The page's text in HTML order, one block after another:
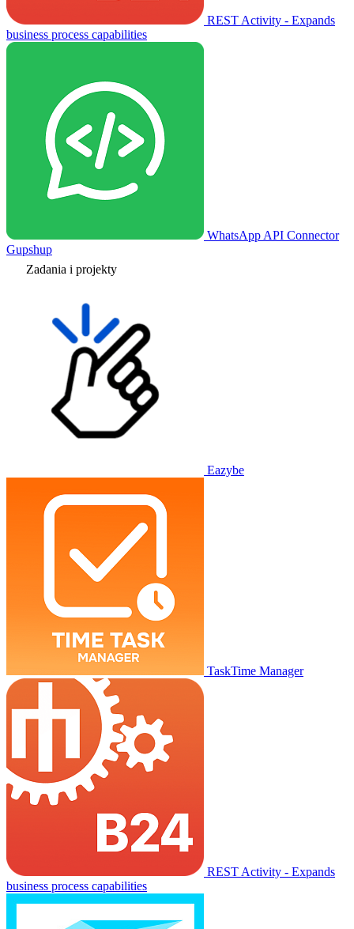
REST Activity - Expands
business process capabilities
WhatsApp API Connector
Gupshup
Zadania i projekty
Eazybe
TaskTime Manager
REST Activity - Expands
business process capabilities